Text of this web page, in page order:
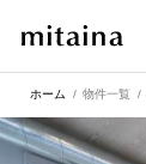
ホーム 物件一覧